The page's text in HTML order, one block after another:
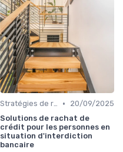
Stratégies de remboursement •
20/09/2025
Solutions de rachat de
crédit pour les personnes en
situation d'interdiction
bancaire